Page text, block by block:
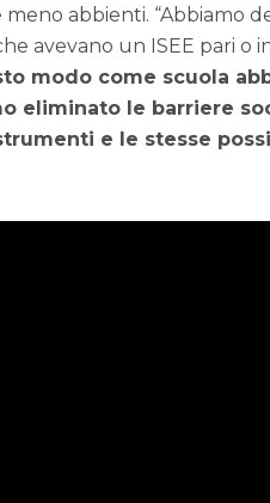
abbienti. “Abbiamo
avevano un ISEE pari o
modo come scuola
eliminato le barriere
e le stesse